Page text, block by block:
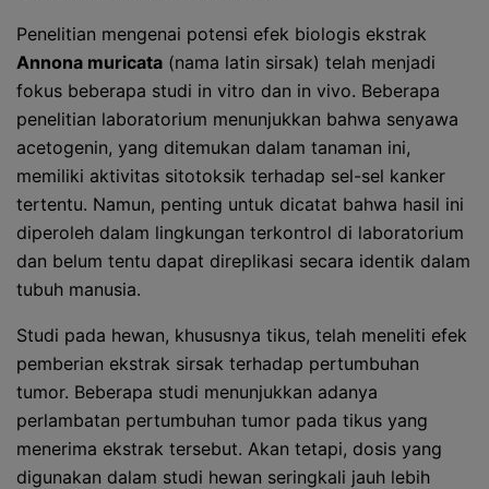
Penelitian mengenai potensi efek biologis ekstrak
Annona muricata (nama latin sirsak) telah menjadi
fokus beberapa studi in vitro dan in vivo. Beberapa
penelitian laboratorium menunjukkan bahwa senyawa
acetogenin, yang ditemukan dalam tanaman ini,
memiliki aktivitas sitotoksik terhadap sel-sel kanker
tertentu. Namun, penting untuk dicatat bahwa hasil ini
diperoleh dalam lingkungan terkontrol di laboratorium
dan belum tentu dapat direplikasi secara identik dalam
tubuh manusia.
Studi pada hewan, khususnya tikus, telah meneliti efek
pemberian ekstrak sirsak terhadap pertumbuhan
tumor. Beberapa studi menunjukkan adanya
perlambatan pertumbuhan tumor pada tikus yang
menerima ekstrak tersebut. Akan tetapi, dosis yang
digunakan dalam studi hewan seringkali jauh lebih